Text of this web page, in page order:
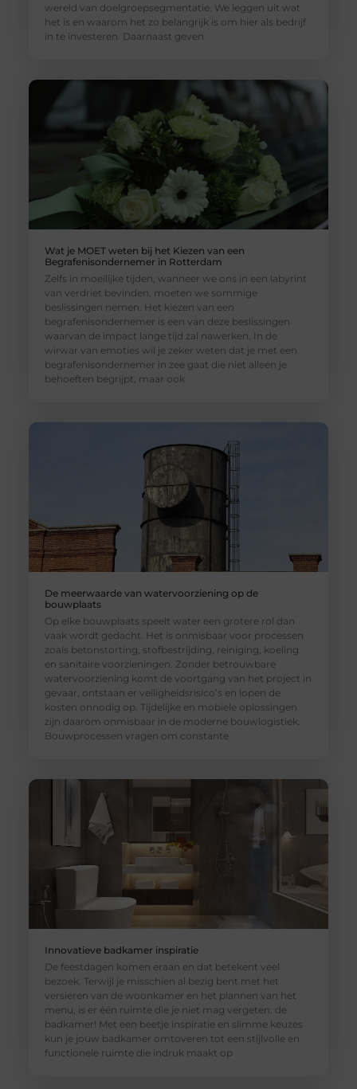
wereld van doelgroepsegmentatie. We leggen uit wat
het is en waarom het zo belangrijk is om hier als bedrijf
in te investeren. Daarnaast geven
Wat je MOET weten bij het Kiezen van een
Begrafenisondernemer in Rotterdam
Zelfs in moeilijke tijden, wanneer we ons in een labyrint
van verdriet bevinden, moeten we sommige
beslissingen nemen. Het kiezen van een
begrafenisondernemer is een van deze beslissingen
waarvan de impact lange tijd zal nawerken. In de
wirwar van emoties wil je zeker weten dat je met een
begrafenisondernemer in zee gaat die niet alleen je
behoeften begrijpt, maar ook
De meerwaarde van watervoorziening op de
bouwplaats
Op elke bouwplaats speelt water een grotere rol dan
vaak wordt gedacht. Het is onmisbaar voor processen
zoals betonstorting, stofbestrijding, reiniging, koeling
en sanitaire voorzieningen. Zonder betrouwbare
watervoorziening komt de voortgang van het project in
gevaar, ontstaan er veiligheidsrisico’s en lopen de
kosten onnodig op. Tijdelijke en mobiele oplossingen
zijn daarom onmisbaar in de moderne bouwlogistiek.
Bouwprocessen vragen om constante
Innovatieve badkamer inspiratie
De feestdagen komen eraan en dat betekent veel
bezoek. Terwijl je misschien al bezig bent met het
versieren van de woonkamer en het plannen van het
menu, is er één ruimte die je niet mag vergeten: de
badkamer! Met een beetje inspiratie en slimme keuzes
kun je jouw badkamer omtoveren tot een stijlvolle en
functionele ruimte die indruk maakt op